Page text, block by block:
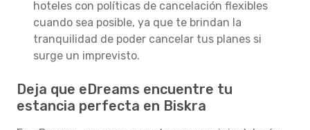
hoteles con políticas de cancelación flexibles
cuando sea posible, ya que te brindan la
tranquilidad de poder cancelar tus planes si
surge un imprevisto.
Deja que eDreams encuentre tu
estancia perfecta en Biskra